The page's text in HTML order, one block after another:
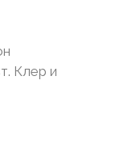
Клер и